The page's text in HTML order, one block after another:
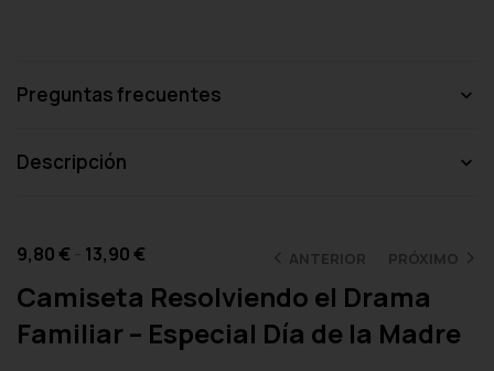
Preguntas frecuentes
Descripción
ANTERIOR PRÓXIMO
9,80€ 13,90€
Camiseta Resolviendo el Drama
Familiar – Especial Día de la Madre